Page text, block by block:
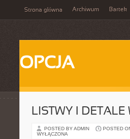
Strona główna Archiwum Bartek
OPCJA
LISTWY I
POSTED BY ADMIN POSTED
WYŁĄCZONA